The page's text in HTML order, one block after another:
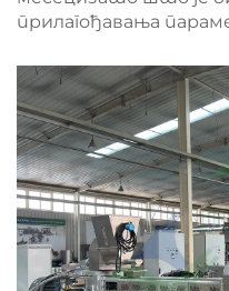
прилагођавања